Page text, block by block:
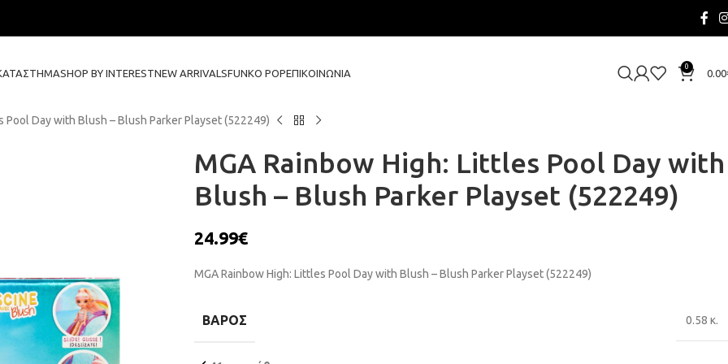
SHOP BY INTERESTNEW ARRIVALSFUNKO POPΕΠΙΚΟΙΝΩΝΊΑ
0
0.00
Pool Day with Blush – Blush Parker Playset (522249)
MGA Rainbow High: Littles Pool Day with
Blush – Blush Parker Playset (522249)
24.99€
MGA Rainbow High: Littles Pool Day with Blush – Blush Parker Playset (522249)
ΒΆΡΟΣ 0.58 κ.